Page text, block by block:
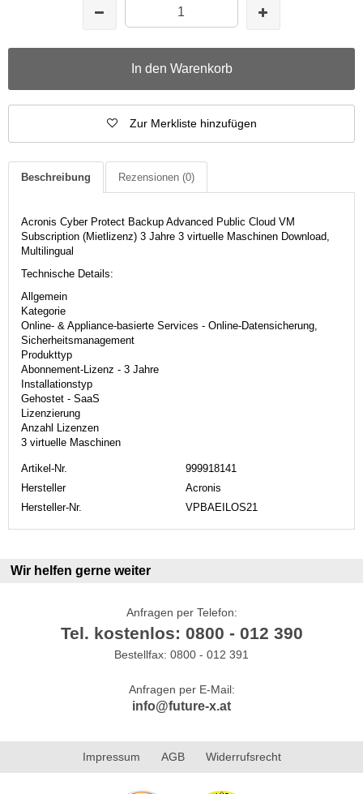
In den Warenkorb
Zur Merkliste hinzufügen
Beschreibung Rezensionen (0)
Acronis Cyber Protect Backup Advanced Public Cloud VM
Subscription (Mietlizenz) 3 Jahre 3 virtuelle Maschinen Download,
Multilingual
Technische Details:
Allgemein
Kategorie
Online- & Appliance-basierte Services - Online-Datensicherung,
Sicherheitsmanagement
Produkttyp
Abonnement-Lizenz - 3 Jahre
Installationstyp
Gehostet - SaaS
Lizenzierung
Anzahl Lizenzen
3 virtuelle Maschinen
Artikel-Nr.
999918141
Hersteller
Acronis
Hersteller-Nr.
VPBAEILOS21
Wir helfen gerne weiter
Anfragen per Telefon:
Tel. kostenlos: 0800 - 012 390
Bestellfax: 0800 - 012 391
Anfragen per E-Mail:
info@future-x.at
Impressum AGB Widerrufsrecht